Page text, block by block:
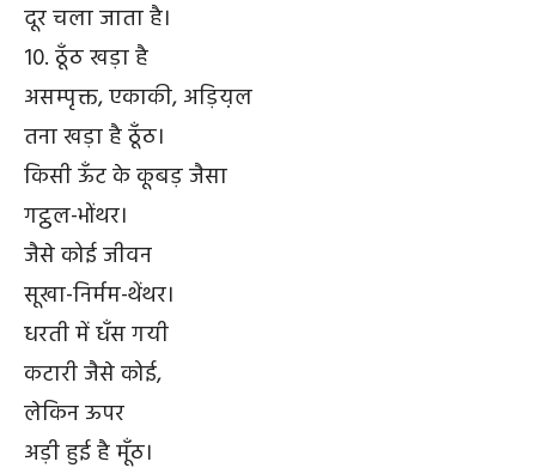
दूर चला जाता है।
10. ठूँठ खड़ा है
असम्पृक्त, एकाकी, अड़िय़ल
तना खड़ा है ठूँठ।
किसी ऊँट के कूबड़ जैसा
गट्ठल-भोंथर।
जैसे कोई जीवन
सूखा-निर्मम-थेंथर।
धरती में धँस गयी
कटारी जैसे कोई,
लेकिन ऊपर
अड़ी हुई है मूँठ।